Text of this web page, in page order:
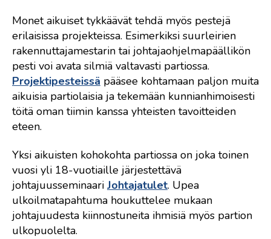
Monet aikuiset tykkäävät tehdä myös pestejä
erilaisissa projekteissa. Esimerkiksi suurleirien
rakennuttajamestarin tai johtajaohjelmapäällikön
pesti voi avata silmiä valtavasti partiossa.
Projektipesteissä pääsee kohtamaan paljon muita
aikuisia partiolaisia ja tekemään kunnianhimoisesti
töitä oman tiimin kanssa yhteisten tavoitteiden
eteen.
Yksi aikuisten kohokohta partiossa on joka toinen
vuosi yli 18-vuotiaille järjestettävä
johtajuusseminaari Johtajatulet. Upea
ulkoilmatapahtuma houkuttelee mukaan
johtajuudesta kiinnostuneita ihmisiä myös partion
ulkopuolelta.